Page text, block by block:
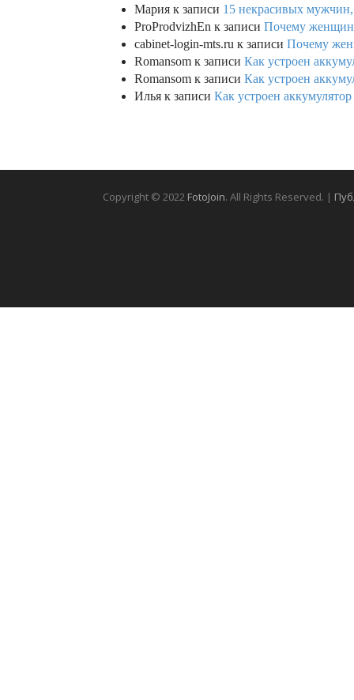
Мария к записи 15 некрасивых
ProProdvizhEn к записи Почему
cabinet-login-mts.ru к записи Почему
Romansom к записи Как устроен
Romansom к записи Как устроен
Илья к записи Как устроен
Copyright © 2022 FotoJoin. All Rights Reserved. |